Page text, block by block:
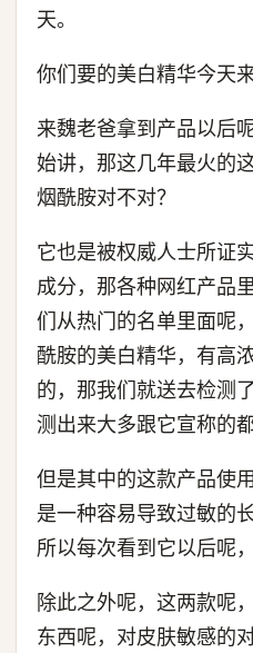
天。
你们要的美白精华今天来
来魏老爸拿到产品以后
始讲，那这几年最火的
烟酰胺对不对？
它也是被权威人士所证
成分，那各种网红产品
们从热门的名单里面呢
酰胺的美白精华，有高
的，那我们就送去检测
测出来大多跟它宣称的
但是其中的这款产品使
是一种容易导致过敏的
所以每次看到它以后呢
除此之外呢，这两款呢
东西呢，对皮肤敏感的